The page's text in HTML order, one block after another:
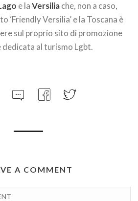
e laVersiliache, non a caso,
‘Friendly Versilia’ e la Toscana è
sul proprio sito di promozione
al turismo Lgbt.
A COMMENT